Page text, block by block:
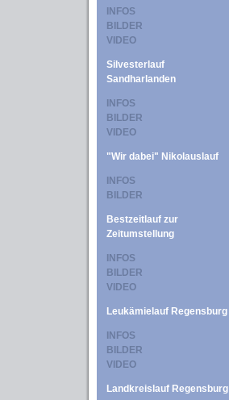
INFOS
BILDER
VIDEO
Silvesterlauf
Sandharlanden
INFOS
BILDER
VIDEO
"Wir dabei" Nikolauslauf
INFOS
BILDER
Bestzeitlauf zur
Zeitumstellung
INFOS
BILDER
VIDEO
Leukämielauf Regensburg
INFOS
BILDER
VIDEO
Landkreislauf Regensburg